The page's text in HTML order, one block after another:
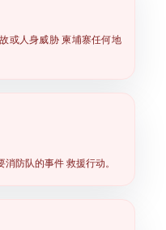
或人身威胁 柬埔寨任何地
防队的事件 救援行动。